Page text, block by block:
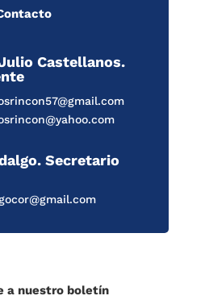
Castellanos.
Secretario
a nuestro boletín